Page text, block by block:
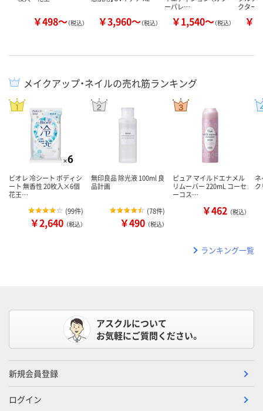
￥498～（税込） ￥3,960～（税込）
ーパレ…
￥1,540～（税込）
クター
￥
メイクアップ・ネイルの売れ筋ランキング
ビオレ 冷シート ボディシ
ート 無香性 20枚入×6個
花王…
(99件)
￥2,640 （税込）
無印良品 除光液 100ml 良
品計画
(78件)
￥490 （税込）
ピュア マイルドエナメル
リムーバー 220mL コーセ
ーコス…
￥462 （税込）
ランキング一覧
アスクルについて
お気軽にご質問ください。
新規会員登録
ログイン